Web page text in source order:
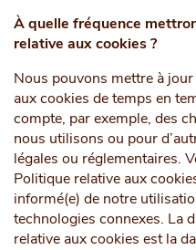
À quelle fréquence
relative aux cookies ?
Nous pouvons mettre à
aux cookies de temps en
compte, par exemple, des
nous utilisons ou pour
légales ou réglementaires.
Politique relative aux
informé(e) de notre
technologies connexes. La
relative aux cookies est la